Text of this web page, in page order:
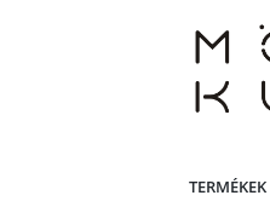
TERMÉKEK